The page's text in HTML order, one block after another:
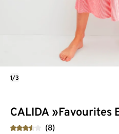
CALIDA »Favourites
(8)
1/3